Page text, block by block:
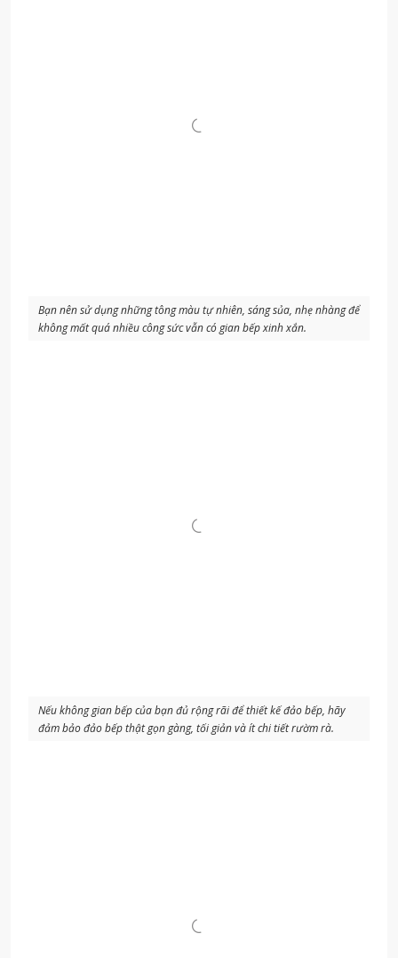
Bạn nên sử dụng những tông màu tự nhiên, sáng sủa, nhẹ nhàng để
không mất quá nhiều công sức vẫn có gian bếp xinh xắn.
Nếu không gian bếp của bạn đủ rộng rãi để thiết kế đảo bếp, hãy
đảm bảo đảo bếp thật gọn gàng, tối giản và ít chi tiết rườm rà.